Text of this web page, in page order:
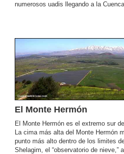
numerosos uadis llegando a la
El Monte Hermón
El Monte Hermón es el extremo sur
La cima más alta del Monte Hermón
punto más alto dentro de los limites
Shelagim, el “observatorio de nieve,”